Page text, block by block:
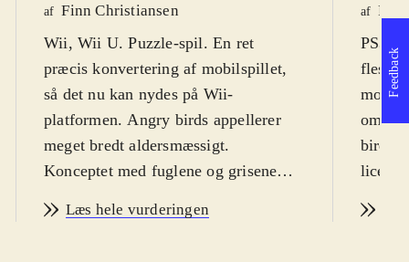
af Finn Christiansen
Wii, Wii U. Puzzle-spil. En ret
præcis konvertering af mobilspillet,
så det nu kan nydes på Wii-
platformen. Angry birds appellerer
meget bredt aldersmæssigt.
Konceptet med fuglene og grisene
hysterisk populært og
Læs hele vurderingen
af
PS3,
fleste,
om
birds.
Spillet
Feedback